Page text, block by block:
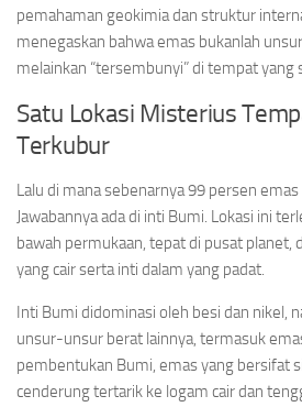
pemahaman geokimia dan struktur
menegaskan bahwa emas bukanlah
melainkan “tersembunyi” di tempat yang
Satu Lokasi Misterius
Terkubur
Lalu di mana sebenarnya 99 persen
Jawabannya ada di inti Bumi. Lokasi ini
bawah permukaan, tepat di pusat planet,
yang cair serta inti dalam yang padat.
Inti Bumi didominasi oleh besi dan nikel,
unsur-unsur berat lainnya, termasuk
pembentukan Bumi, emas yang bersifat
cenderung tertarik ke logam cair dan